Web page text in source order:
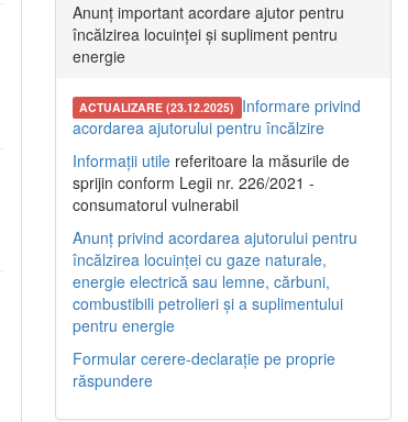
Anunț important acordare ajutor pentru
încălzirea locuinței și supliment pentru
energie
ACTUALIZARE (23.12.2025) Informare privind
acordarea ajutorului pentru încălzire
Informații utile referitoare la măsurile de
sprijin conform Legii nr. 226/2021 -
consumatorul vulnerabil
Anunț privind acordarea ajutorului pentru
încălzirea locuinței cu gaze naturale,
energie electrică sau lemne, cărbuni,
combustibili petrolieri și a suplimentului
pentru energie
Formular cerere-declarație pe proprie
răspundere